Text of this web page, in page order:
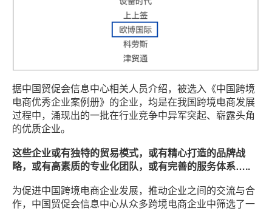
据中国贸促会信息中心相关人员介绍，被选入《中国跨境
电商优秀企业案例册》的企业，均是在我国跨境电商发展
过程中，涌现出的一批在行业竞争中异军突起、崭露头角
的优质企业。
这些企业或有独特的贸易模式，或有精心打造的品牌战
略，或有高素质的专业化团队，或有完善的服务体系…..
为促进中国跨境电商企业发展，推动企业之间的交流与合
作，中国贸促会信息中心从众多跨境电商企业中筛选了一